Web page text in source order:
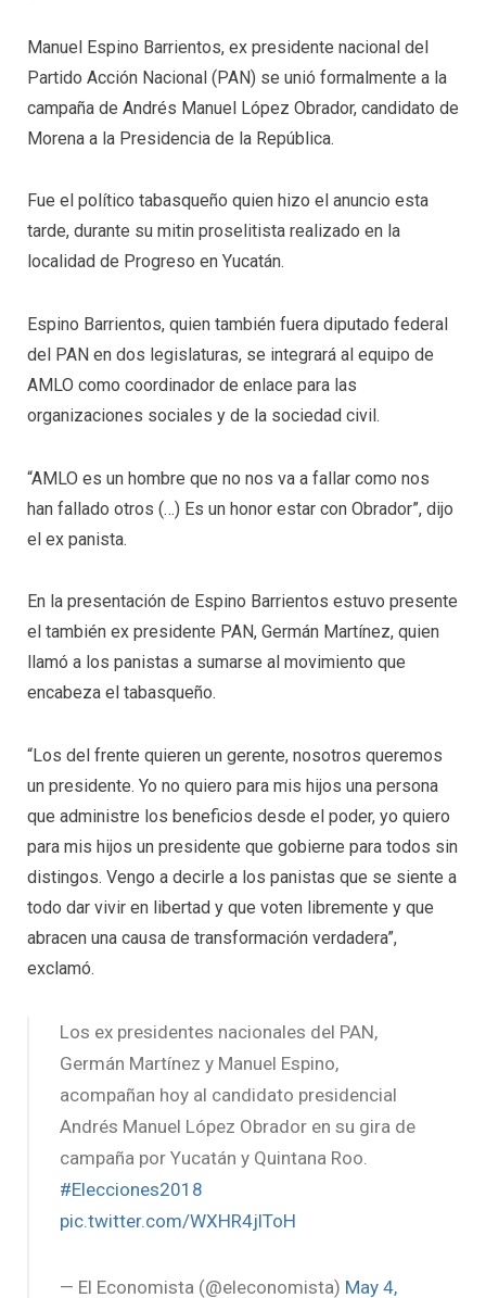
Manuel Espino Barrientos, ex presidente nacional del
Partido Acción Nacional (PAN) se unió formalmente a la
campaña de Andrés Manuel López Obrador, candidato de
Morena a la Presidencia de la República.
Fue el político tabasqueño quien hizo el anuncio esta
tarde, durante su mitin proselitista realizado en la
localidad de Progreso en Yucatán.
Espino Barrientos, quien también fuera diputado federal
del PAN en dos legislaturas, se integrará al equipo de
AMLO como coordinador de enlace para las
organizaciones sociales y de la sociedad civil.
“AMLO es un hombre que no nos va a fallar como nos
han fallado otros (…) Es un honor estar con Obrador”, dijo
el ex panista.
En la presentación de Espino Barrientos estuvo presente
el también ex presidente PAN, Germán Martínez, quien
llamó a los panistas a sumarse al movimiento que
encabeza el tabasqueño.
“Los del frente quieren un gerente, nosotros queremos
un presidente. Yo no quiero para mis hijos una persona
que administre los beneficios desde el poder, yo quiero
para mis hijos un presidente que gobierne para todos sin
distingos. Vengo a decirle a los panistas que se siente a
todo dar vivir en libertad y que voten libremente y que
abracen una causa de transformación verdadera”,
exclamó.
Los ex presidentes nacionales del PAN,
Germán Martínez y Manuel Espino,
acompañan hoy al candidato presidencial
Andrés Manuel López Obrador en su gira de
campaña por Yucatán y Quintana Roo.
#Elecciones2018
pic.twitter.com/WXHR4jlToH
— El Economista (@eleconomista) May 4,